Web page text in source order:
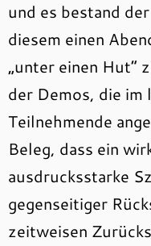
und es bestand
diesem einen
„unter einen Hut“
der Demos, die
Teilnehmende
Beleg, dass ein
ausdrucksstarke
gegenseitiger
zeitweisen